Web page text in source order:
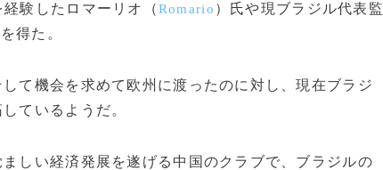
験したロマーリオ（Romario ）氏や現ブラジル代表監
得た。
て機会を求めて欧州に渡ったのに対し、現在ブラジ
ているようだ。
しい経済発展を遂げる中国のクラブで、ブラジルの